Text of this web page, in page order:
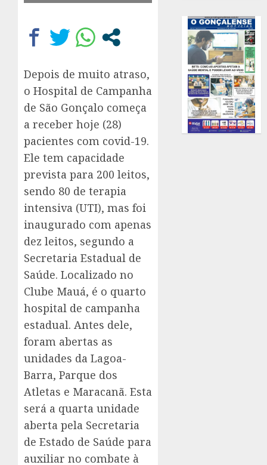
Depois de muito atraso,
o Hospital de Campanha
de São Gonçalo começa
a receber hoje (28)
pacientes com covid-19.
Ele tem capacidade
prevista para 200 leitos,
sendo 80 de terapia
intensiva (UTI), mas foi
inaugurado com apenas
dez leitos, segundo a
Secretaria Estadual de
Saúde. Localizado no
Clube Mauá, é o quarto
hospital de campanha
estadual. Antes dele,
foram abertas as
unidades da Lagoa-
Barra, Parque dos
Atletas e Maracanã. Esta
será a quarta unidade
aberta pela Secretaria
de Estado de Saúde para
auxiliar no combate à